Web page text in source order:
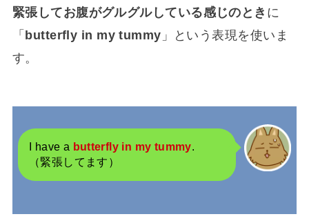
緊張してお腹がグルグルしている感じのとき に
「 butterfly in my tummy 」という表現を使いま
す。
I have a butterfly in my tummy.
（緊張してます）